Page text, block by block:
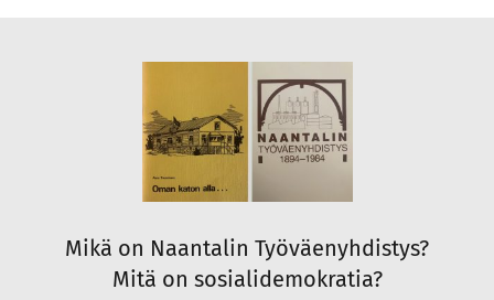
Mikä on Naantalin Työväenyhdistys?
Mitä on sosialidemokratia?